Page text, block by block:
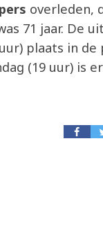
overleden,
71 jaar. De
plaats in
(19 uur) is